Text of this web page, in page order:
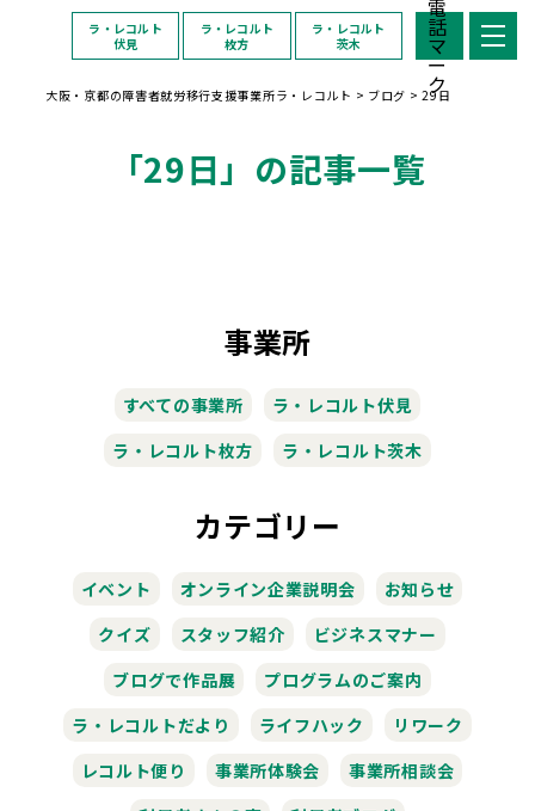
ラ・レコルト
伏見
ラ・レコルト
枚方
ラ・レコルト
茨木
大阪・京都の障害者就労移行支援事業所ラ・レコルト > ブログ >29日
「29日」の記事一覧
事業所
すべての事業所
ラ・レコルト伏見
ラ・レコルト枚方
ラ・レコルト茨木
カテゴリー
イベント オンライン企業説明会
お知らせ
クイズ
スタッフ紹介
ビジネスマナー
ブログで作品展
プログラムのご案内
ラ・レコルトだより
ライフハック
リワーク
レコルト便り
事業所体験会
事業所相談会